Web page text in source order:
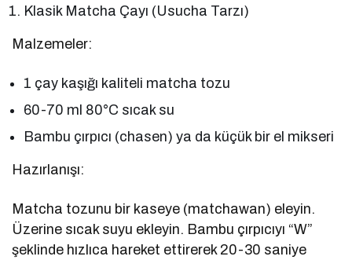
Klasik Matcha Çayı (Usucha Tarzı)
Malzemeler:
1 çay kaşığı kaliteli matcha tozu
60-70 ml 80°C sıcak su
Bambu çırpıcı (chasen) ya da küçük bir el mikseri
Hazırlanışı:
Matcha tozunu bir kaseye (matchawan) eleyin.
Üzerine sıcak suyu ekleyin. Bambu çırpıcıyı “W”
şeklinde hızlıca hareket ettirerek 20-30 saniye